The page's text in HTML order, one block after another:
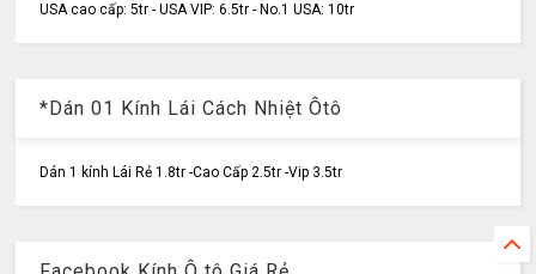
USA cao cấp: 5tr - USA VIP: 6.5tr - No.1 USA: 10tr
*Dán 01 Kính Lái Cách Nhiệt Ôtô
Dán 1 kính Lái Rẻ 1.8tr -Cao Cấp 2.5tr -Vip 3.5tr